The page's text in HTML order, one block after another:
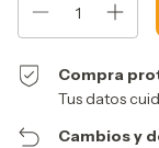
Compra
Tus datos
Cambios y